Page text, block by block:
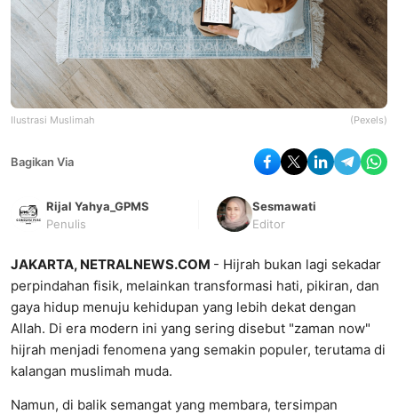
Ilustrasi Muslimah (Pexels)
Bagikan Via
Rijal Yahya_GPMS
Penulis
Sesmawati
Editor
JAKARTA, NETRALNEWS.COM - Hijrah bukan lagi sekadar
perpindahan fisik, melainkan transformasi hati, pikiran, dan
gaya hidup menuju kehidupan yang lebih dekat dengan
Allah. Di era modern ini yang sering disebut "zaman now"
hijrah menjadi fenomena yang semakin populer, terutama di
kalangan muslimah muda.
Namun, di balik semangat yang membara, tersimpan